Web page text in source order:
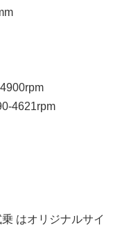
4621rpm
はオリジナルサイ